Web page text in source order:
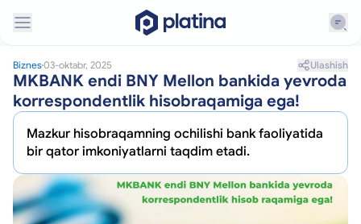
Biznes03-oktabr, 2025 Ulashish
MKBANK endi BNY Mellon bankida yevroda
korrespondentlik hisobraqamiga ega!
Mazkur hisobraqamning ochilishi bank faoliyatida
bir qator imkoniyatlarni taqdim etadi.